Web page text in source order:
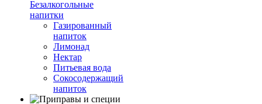
Безалкогольные
напитки
Газированный
напиток
Лимонад
Нектар
Питьевая вода
Сокосодержащий
напиток